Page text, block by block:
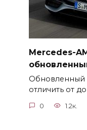
Mercedes-
Обновленный
отличить от
0 1.2к.